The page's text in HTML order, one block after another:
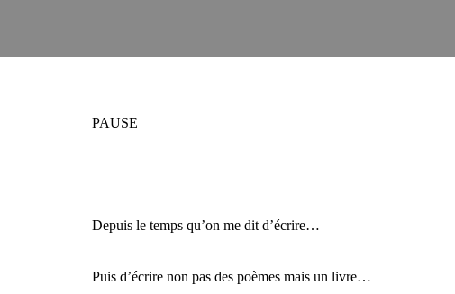
PAUSE
Depuis le temps qu’on me dit d’écrire…
Puis d’écrire non pas des poèmes mais un livre…